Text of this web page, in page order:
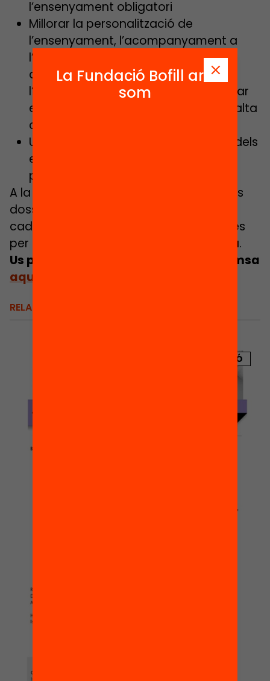
l’ensenyament obligatori
Millorar la personalització de
l’ensenyament, l’acompanyament a
l’escolaritat i les competències
docents, especialment durant
l’ensenyament obligatori, i augmentar
els recursos destinats als centres d’alta
complexitat
Universalitzar l’accés i la compleció dels
ensenyaments secundaris
postobligatoris
A la roda de premsa es lliurarà un extens
dossier amb els resultats de l’anàlisi de
cada repte i les propostes estratègiques
per transformar l’educació a Catalunya.
Us podeu descarregar la Nota de premsa
aquí
RELACIONATS
PUBLICACIÓ
La Fundació Bofill ara
som